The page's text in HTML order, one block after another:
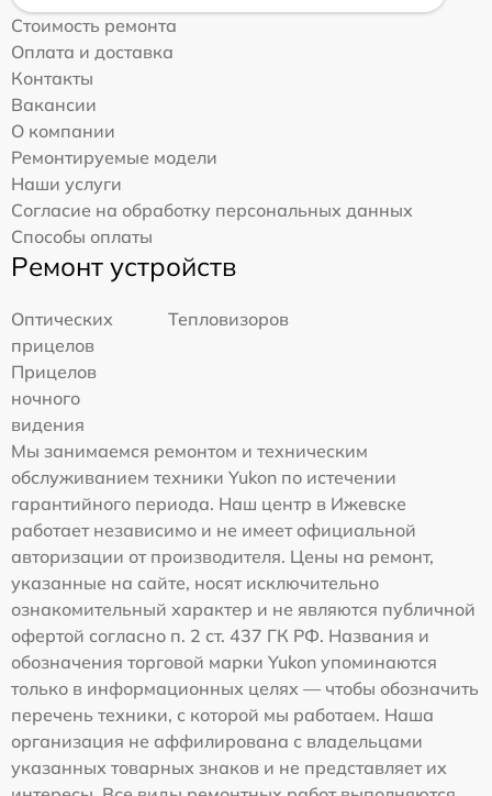
Стоимость ремонта
Оплата и доставка
Контакты
Вакансии
О компании
Ремонтируемые модели
Наши услуги
Согласие на обработку персональных данных
Способы оплаты
Ремонт устройств
Оптических
прицелов
Тепловизоров
Прицелов
ночного
видения
Мы занимаемся ремонтом и техническим
обслуживанием техники Yukon по истечении
гарантийного периода. Наш центр в Ижевске
работает независимо и не имеет официальной
авторизации от производителя. Цены на ремонт,
указанные на сайте, носят исключительно
ознакомительный характер и не являются публичной
офертой согласно п. 2 ст. 437 ГК РФ. Названия и
обозначения торговой марки Yukon упоминаются
только в информационных целях — чтобы обозначить
перечень техники, с которой мы работаем. Наша
организация не аффилирована с владельцами
указанных товарных знаков и не представляет их